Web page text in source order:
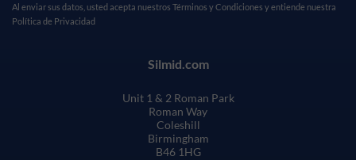
Al enviar sus datos, usted acepta nuestros Términos y Condiciones y entiende nuestra
Política de Privacidad
Silmid.com
Unit 1 & 2 Roman Park
Roman Way
Coleshill
Birmingham
B46 1HG